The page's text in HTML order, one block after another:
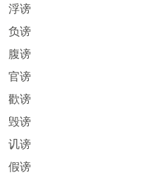
浮谤
负谤
腹谤
官谤
歡谤
毁谤
讥谤
假谤